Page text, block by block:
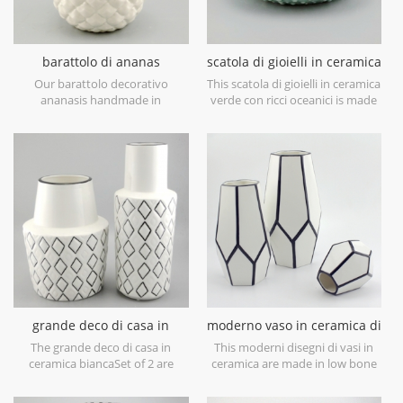
barattolo di ananas
decorativo bianco in
ceramica con coperchio
Our barattolo decorativo
ananasis handmade in
elegant metallic gold leaf lid,can
be used as a decorative
only. Can be smaller and filled
with was as a candle holder.
Hand wash only.
scatola di gioielli in ceramica
verde con ricci oceanici
This scatola di gioielli in ceramica
verde con ricci oceanici is made
storage or dry food and goods.
Microwave safe and food safe.
grande deco di casa in
ceramica bianca
The grande deco di casa in
ceramica biancaSet of 2 are
porcelain,is snow white with
moderno vaso in ceramica di
design bianco e nero
This moderni disegni di vasi in
ceramica are made in low bone
for your home decorative